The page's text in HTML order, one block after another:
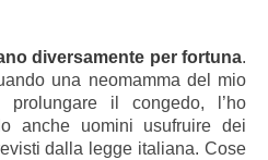
diversamente per fortuna.
una neomamma del mio
il congedo, l’ho
anche uomini usufruire dei
dalla legge italiana. Cose